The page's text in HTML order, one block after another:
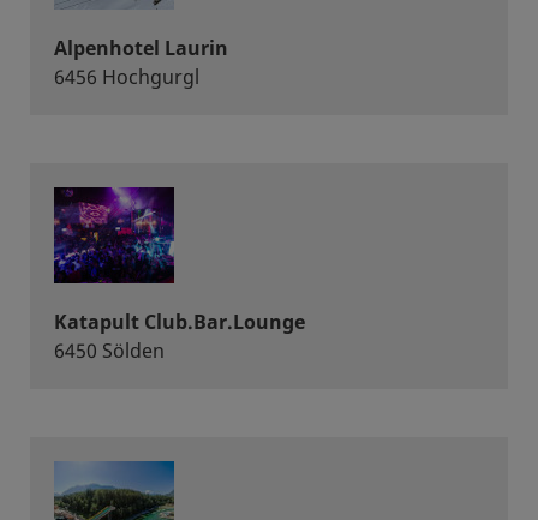
Alpenhotel Laurin
6456 Hochgurgl
Katapult Club.Bar.Lounge
6450 Sölden